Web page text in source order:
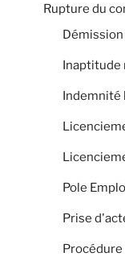
Rupture du
Démission
Inaptitude
Indemnité
Pole
Prise